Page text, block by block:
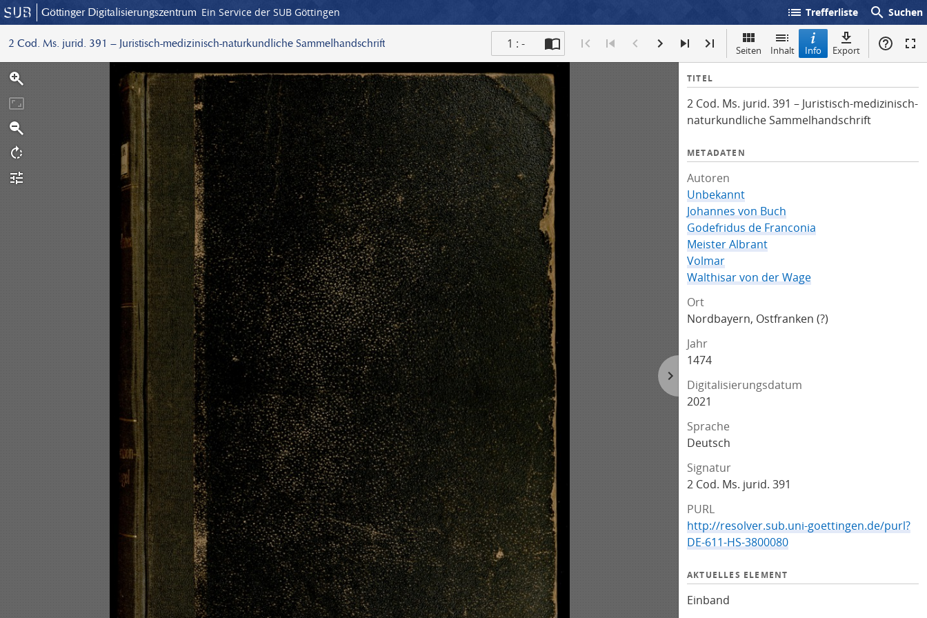
Göttinger Digitalisierungszentrum Ein Service der SUB Göttingen list Trefferliste search Suchen
2 Cod. Ms. jurid. 391 – Juristisch-medizinisch-naturkundliche Sammelhandschrift 1 : - Seiten Inhalt Info Export
I
f
o
TITEL
2 Cod. Ms. jurid. 391 – Juristisch-medizinisch-
naturkundliche Sammelhandschrift
METADATEN
Autoren
Unbekannt
Johannes von Buch
Godefridus de Franconia
Meister Albrant
Volmar
Walthisar von der Wage
Ort
Nordbayern, Ostfranken (?)
Jahr
1474
Digitalisierungsdatum
2021
Sprache
Deutsch
Signatur
2 Cod. Ms. jurid. 391
PURL
http://resolver.sub.uni-goettingen.de/purl?
DE-611-HS-3800080
AKTUELLES ELEMENT
Einband